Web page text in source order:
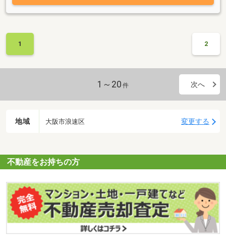
1 2
1～20 件 次へ
地域 大阪市浪速区 変更する
不動産をお持ちの方